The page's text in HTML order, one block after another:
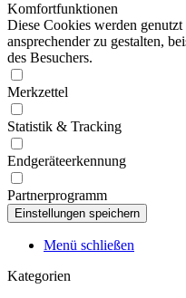
Komfortfunktionen
Diese Cookies werden
ansprechender zu gestalten,
des Besuchers.
Merkzettel
Statistik & Tracking
Endgeräteerkennung
Partnerprogramm
Menü schließen
Kategorien